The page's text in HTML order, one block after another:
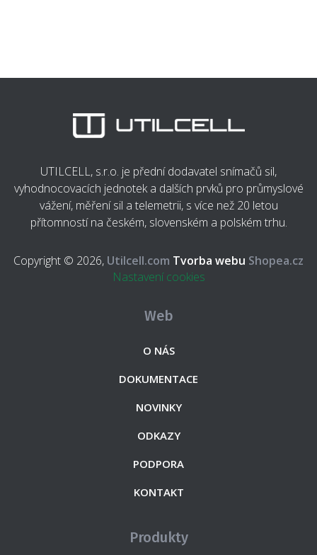
UTILCELL, s.r.o. je přední dodavatel snímačů sil,
vyhodnocovacích jednotek a dalších prvků pro průmyslové
vážení, měření sil a telemetrii, s více než 20 letou
přítomností na českém, slovenském a polském trhu.
Copyright © 2026, Utilcell.com Tvorba webu Shopea.cz
Nastavení cookies
Web
O NÁS
DOKUMENTACE
NOVINKY
ODKAZY
PODPORA
KONTAKT
Produkty